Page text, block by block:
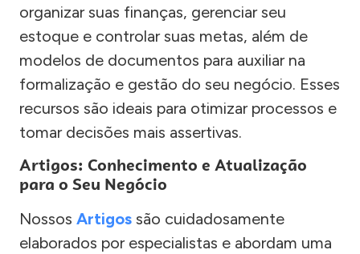
organizar suas finanças, gerenciar seu
estoque e controlar suas metas, além de
modelos de documentos para auxiliar na
formalização e gestão do seu negócio. Esses
recursos são ideais para otimizar processos e
tomar decisões mais assertivas.
Artigos: Conhecimento e Atualização
para o Seu Negócio
Nossos Artigos são cuidadosamente
elaborados por especialistas e abordam uma